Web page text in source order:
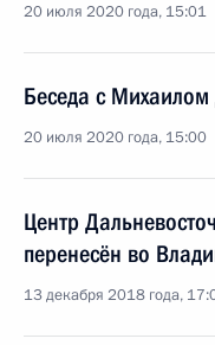
20 июля 2020 года, 15:01
Беседа с Михаилом
20 июля 2020 года, 15:00
Центр
перенесён во
13 декабря 2018 года,